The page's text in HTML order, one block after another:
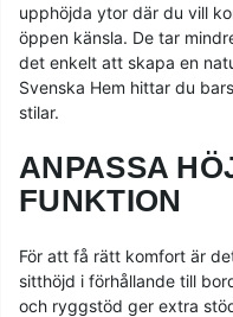
upphöjda ytor där du vill
öppen känsla. De tar
det enkelt att skapa en
Svenska Hem hittar du
stilar.
ANPASSA
FUNKTION
För att få rätt komfort är
sitthöjd i förhållande till
och ryggstöd ger extra